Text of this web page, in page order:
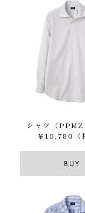
シャツ（
¥10,780（
BUY